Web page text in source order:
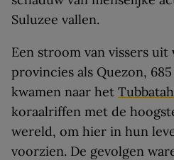
Suluzee vallen.
Een stroom van vissers uit
provincies als Quezon,
kwamen naar het
koraalriffen met de
wereld, om hier in hun
voorzien. De gevolgen